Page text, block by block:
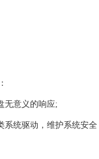
无意义的响应;
系统驱动，维护系统安